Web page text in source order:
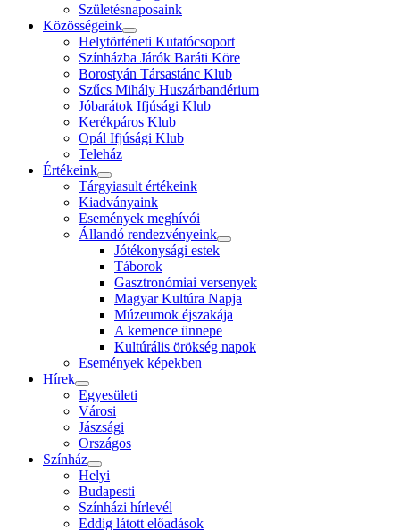
Születésnaposaink
Közösségeink
Helytörténeti Kutatócsoport
Színházba Járók Baráti Köre
Borostyán Társastánc Klub
Szűcs Mihály Huszárbandérium
Jóbarátok Ifjúsági Klub
Kerékpáros Klub
Opál Ifjúsági Klub
Teleház
Értékeink
Tárgyiasult értékeink
Kiadványaink
Események meghívói
Állandó rendezvényeink
Jótékonysági estek
Táborok
Gasztronómiai versenyek
Magyar Kultúra Napja
Múzeumok éjszakája
A kemence ünnepe
Kultúrális örökség napok
Események képekben
Hírek
Egyesületi
Városi
Jászsági
Országos
Színház
Helyi
Budapesti
Színházi hírlevél
Eddig látott előadások